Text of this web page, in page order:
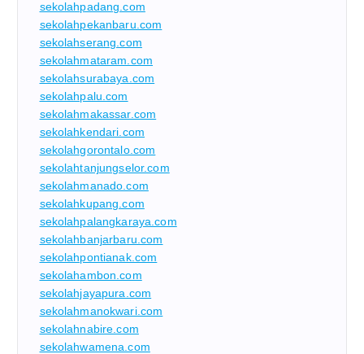
sekolahpadang.com
sekolahpekanbaru.com
sekolahserang.com
sekolahmataram.com
sekolahsurabaya.com
sekolahpalu.com
sekolahmakassar.com
sekolahkendari.com
sekolahgorontalo.com
sekolahtanjungselor.com
sekolahmanado.com
sekolahkupang.com
sekolahpalangkaraya.com
sekolahbanjarbaru.com
sekolahpontianak.com
sekolahambon.com
sekolahjayapura.com
sekolahmanokwari.com
sekolahnabire.com
sekolahwamena.com